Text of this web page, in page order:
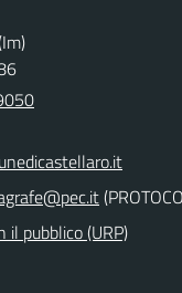
il pubblico (URP)